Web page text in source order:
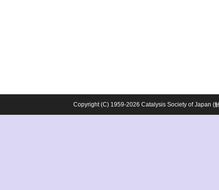
Copyright (C) 1959-2026 Catalysis Society of Japan (